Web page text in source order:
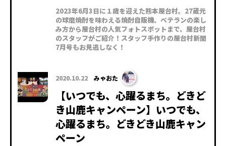
2023年6月3日に１歳を迎えた熊本屋台村。27蔵元
の球磨焼酎を味わえる焼酎自販機、ベテランの楽し
み方から屋台村の人気フォトスポットまで、屋台村
のスタッフがご紹介！スタッフ手作りの屋台村新聞
7月号もお見逃しなく！
2020.10.22 みゃおた
【いつでも、心躍るまち。どきど
き山鹿キャンペーン】いつでも、
心躍るまち。どきどき山鹿キャン
ペーン